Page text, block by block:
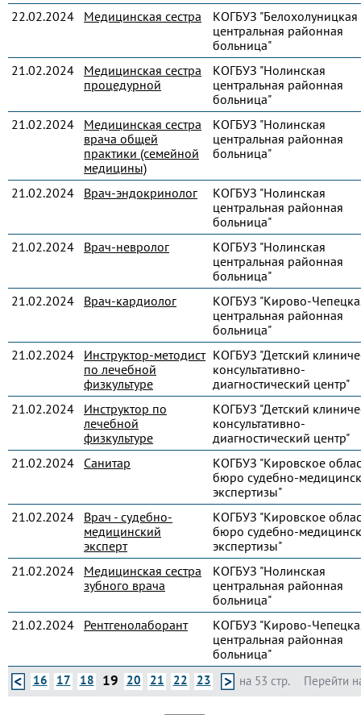
22.02.2024
Медицинская сестра
КОГБУЗ "Белохолуницкая
центральная районная
больница"
21.02.2024
Медицинская сестра
процедурной
КОГБУЗ "Нолинская
центральная районная
больница"
21.02.2024
Медицинская сестра
врача общей
практики (семейной
медицины)
КОГБУЗ "Нолинская
центральная районная
больница"
21.02.2024 Врач-эндокринолог
КОГБУЗ "Нолинская
центральная районная
больница"
21.02.2024
Врач-невролог
КОГБУЗ "Нолинская
центральная районная
больница"
21.02.2024
Врач-кардиолог
КОГБУЗ "Кирово-
центральная районная
больница"
21.02.2024
Инструктор-методист
по лечебной
физкультуре
КОГБУЗ "Детский
консультативно-
диагностический центр"
21.02.2024
Инструктор по
лечебной
физкультуре
КОГБУЗ "Детский
консультативно-
диагностический центр"
21.02.2024
Санитар
КОГБУЗ "Кировское
бюро судебно-
экспертизы"
21.02.2024
Врач - судебно-
медицинский
эксперт
КОГБУЗ "Кировское
бюро судебно-
экспертизы"
21.02.2024
Медицинская сестра
зубного врача
КОГБУЗ "Нолинская
центральная районная
больница"
21.02.2024
Рентгенолаборант
КОГБУЗ "Кирово-
центральная районная
больница"
Перейти
16 17 18 19 20 21 22 23 на 53 стр.